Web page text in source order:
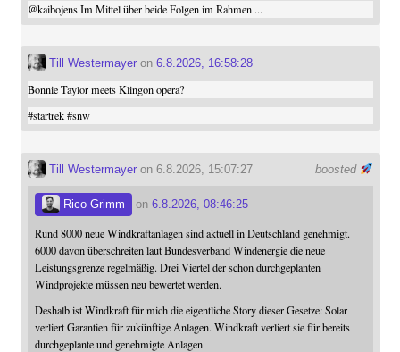
@kaibojensIm Mittel über beide Folgen im Rahmen ...
Till Westermayeron 6.8.2026, 16:58:28
Bonnie Taylor meets Klingon opera?
#startrek #snw
boosted
Till Westermayeron 6.8.2026, 15:07:27
Rico Grimm on 6.8.2026, 08:46:25
Rund 8000 neue Windkraftanlagen sind aktuell in Deutschland genehmigt.
6000 davon überschreiten laut Bundesverband Windenergie die neue
Leistungsgrenze regelmäßig. Drei Viertel der schon durchgeplanten
Windprojekte müssen neu bewertet werden.
Deshalb ist Windkraft für mich die eigentliche Story dieser Gesetze: Solar
verliert Garantien für zukünftige Anlagen. Windkraft verliert sie für bereits
durchgeplante und genehmigte Anlagen.